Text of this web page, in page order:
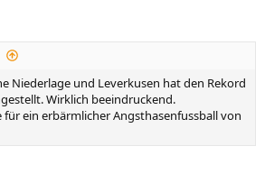
Niederlage und Leverkusen hat den Rekord
Wirklich beeindruckend.
für ein erbärmlicher Angsthasenfussball von